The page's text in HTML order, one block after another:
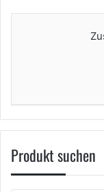
Produkt suchen